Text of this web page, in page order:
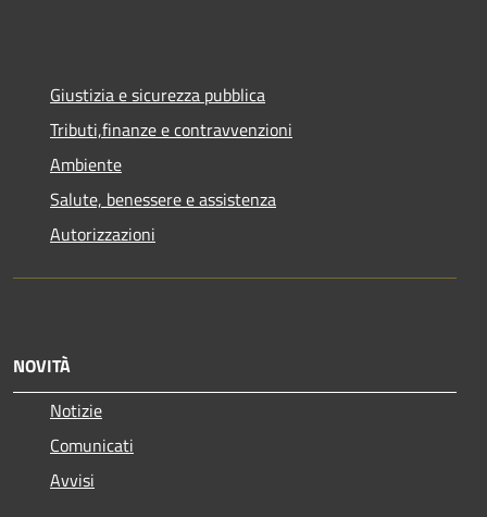
Giustizia e sicurezza pubblica
Tributi,finanze e contravvenzioni
Ambiente
Salute, benessere e assistenza
Autorizzazioni
NOVITÀ
Notizie
Comunicati
Avvisi